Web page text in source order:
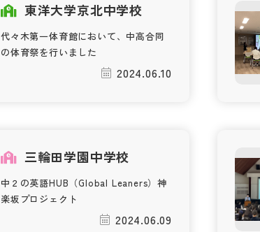
東洋大学京北中学校
代々木第一体育館において、中高合同
の体育祭を行いました
2024.06.10
三輪田学園中学校
中２の英語HUB（Global Leaners）神
楽坂プロジェクト
2024.06.09